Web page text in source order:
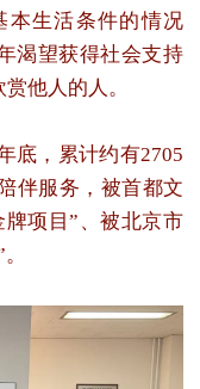
本生活条件的情况
渴望获得社会支持
他人的人。
底，累计约有2705
伴服务，被首都文
项目”、被北京市